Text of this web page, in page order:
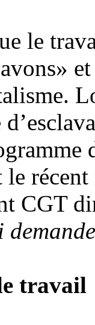
le
le
CGT
travail